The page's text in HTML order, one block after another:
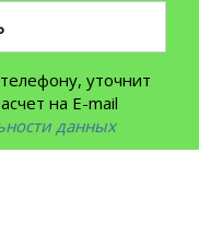
уточнит
на E-mail
данных